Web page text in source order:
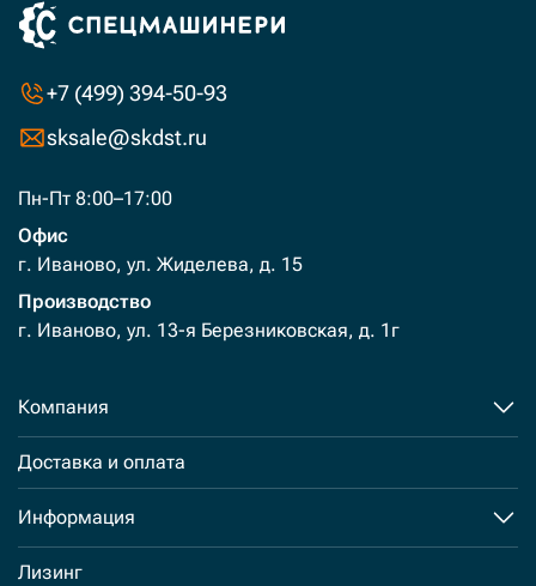
+7 (499) 394-50-93
sksale@skdst.ru
Пн-Пт 8:00–17:00
Офис
г. Иваново, ул. Жиделева, д. 15
Производство
г. Иваново, ул. 13-я Березниковская, д. 1г
Компания
Доставка и оплата
Информация
Лизинг